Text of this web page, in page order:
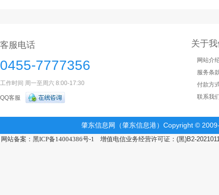
客服电话
0455-7777356
工作时间 周一至周六 8:00-17:30
QQ客服
关于
网站介
服务条
付款方
联系我
肇东信息网（肇东信息港）Copyright ©
网站备案：黑ICP备14004386号-1 增值电信业务经营许可证：(黑)B2-